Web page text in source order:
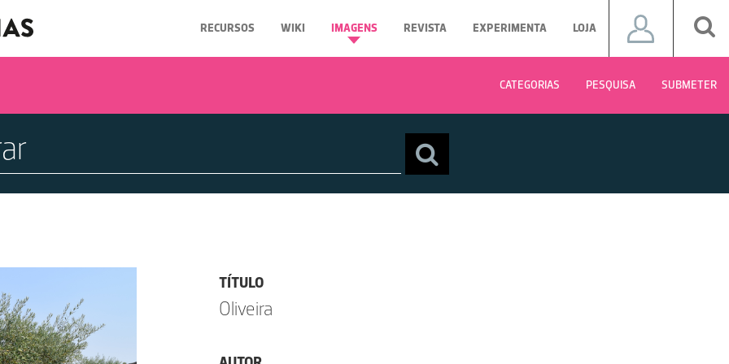
RECURSOS WIKI IMAGENS REVISTA EXPERIMENTA LOJA
CATEGORIAS PESQUISA SUBMETER
TÍTULO
Oliveira